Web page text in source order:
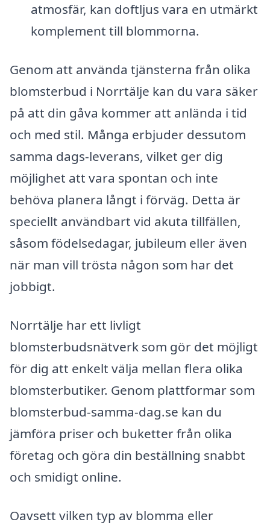
atmosfär, kan doftljus vara en utmärkt
komplement till blommorna.
Genom att använda tjänsterna från olika
blomsterbud i Norrtälje kan du vara säker
på att din gåva kommer att anlända i tid
och med stil. Många erbjuder dessutom
samma dags-leverans, vilket ger dig
möjlighet att vara spontan och inte
behöva planera långt i förväg. Detta är
speciellt användbart vid akuta tillfällen,
såsom födelsedagar, jubileum eller även
när man vill trösta någon som har det
jobbigt.
Norrtälje har ett livligt
blomsterbudsnätverk som gör det möjligt
för dig att enkelt välja mellan flera olika
blomsterbutiker. Genom plattformar som
blomsterbud-samma-dag.se kan du
jämföra priser och buketter från olika
företag och göra din beställning snabbt
och smidigt online.
Oavsett vilken typ av blomma eller